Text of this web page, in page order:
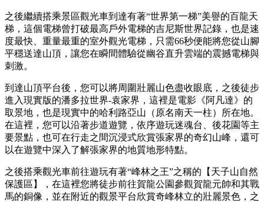
之後繼續搭乘景區觀光車到達有著“世界第一梯”美譽的百龍天
梯，這個電梯曾打破最高戶外電梯的吉尼斯世界記錄，也是速
度最快、重量最重的室外觀光電梯，只需66秒便能將您從山腳
平穩送達山頂，讓您在瞬間體驗從幽谷直升雲端的震撼電梯與
刺激。
到達山頂平台後，您可以將周圍壯麗山色盡收眼底，之後徒步
進入現實版的潘多拉世界-袁家界，這裡是電影《阿凡達》的
取景地，也是現實中的哈利路亞山（原名南天一柱）所在地。
在這裡，您可以沿著步道遊覽，依序遊玩迷魂台、後花園等主
要景點，也可在行走之間沉浸式欣賞張家界的奇幻山峰，還可
以在遊覽中深入了解張家界的地質地形特點。
之後搭乘觀光車前往遊玩有著“峰林之王”之稱的【天子山自然
保護區】，在這裡您將徒步前往賀龍公園參觀賀龍元帥和其戰
馬的銅像，並在附近的觀景平台欣賞奇峰林立的壯麗景色，之